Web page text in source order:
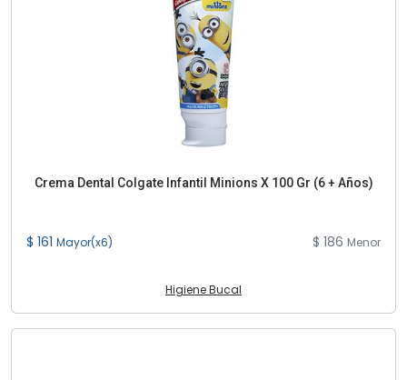
Crema Dental Colgate Infantil Minions X 100 Gr (6 + Años)
$ 161 Mayor(x6) $ 186 Menor
Higiene Bucal